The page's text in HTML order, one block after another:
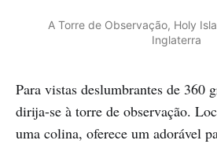
A Torre de Observação, Holy
Inglaterra
Para vistas deslumbrantes de 360
dirija-se à torre de observação.
uma colina, oferece um adorável